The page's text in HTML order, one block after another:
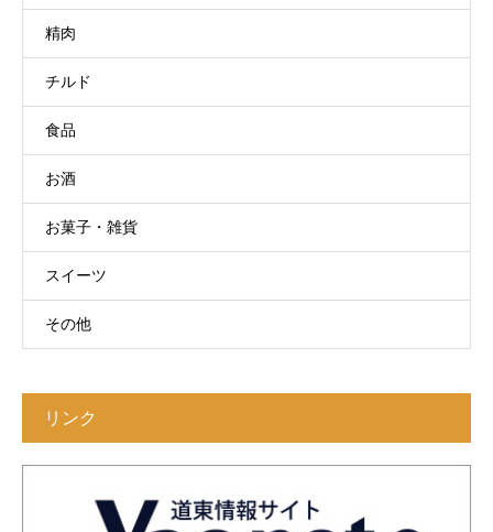
精肉
チルド
食品
お酒
お菓子・雑貨
スイーツ
その他
リンク